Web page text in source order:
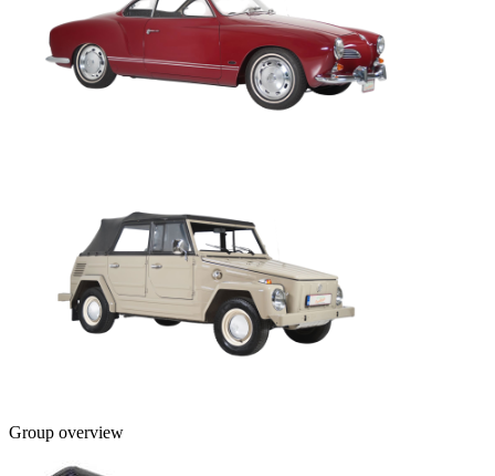
Group overview